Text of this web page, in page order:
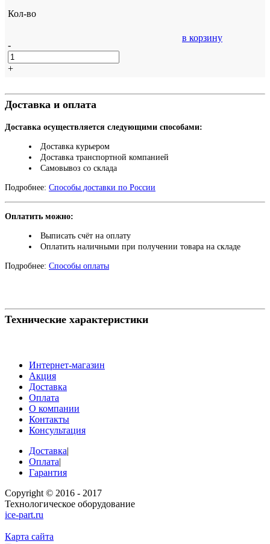
Кол-во
-
+
в корзину
Доставка и оплата
Доставка осуществляется следующими способами:
Доставка курьером
Доставка транспортной компанией
Самовывоз со склада
Подробнее: Способы доставки по России
Оплатить можно:
Выписать счёт на оплату
Оплатить наличными при получении товара на складе
Подробнее: Способы оплаты
Технические характеристики
Интернет-магазин
Акция
Доставка
Оплата
О компании
Контакты
Консультация
Доставка|
Оплата|
Гарантия
Copyright © 2016 - 2017
Технологическое оборудование
ice-part.ru
Карта сайта